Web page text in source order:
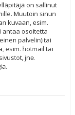
on sallinut
Muutoin sinun
kuvaan, esim.
antaa osoitetta
palvelin) tai
esim. hotmail tai
jne.